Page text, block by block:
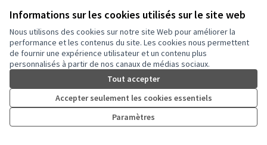
Informations sur les cookies utilisés sur le site web
Nous utilisons des cookies sur notre site Web pour améliorer la
performance et les contenus du site. Les cookies nous permettent
de fournir une expérience utilisateur et un contenu plus
personnalisés à partir de nos canaux de médias sociaux.
Tout accepter
Accepter seulement les cookies essentiels
Paramètres
Conditions d'utilisation
Paramètres des cookies
Auch - Agir pour ma ville sur Facebook
(Lien externe)
Auch - Agir pour ma ville sur Instagram
(Lien externe)